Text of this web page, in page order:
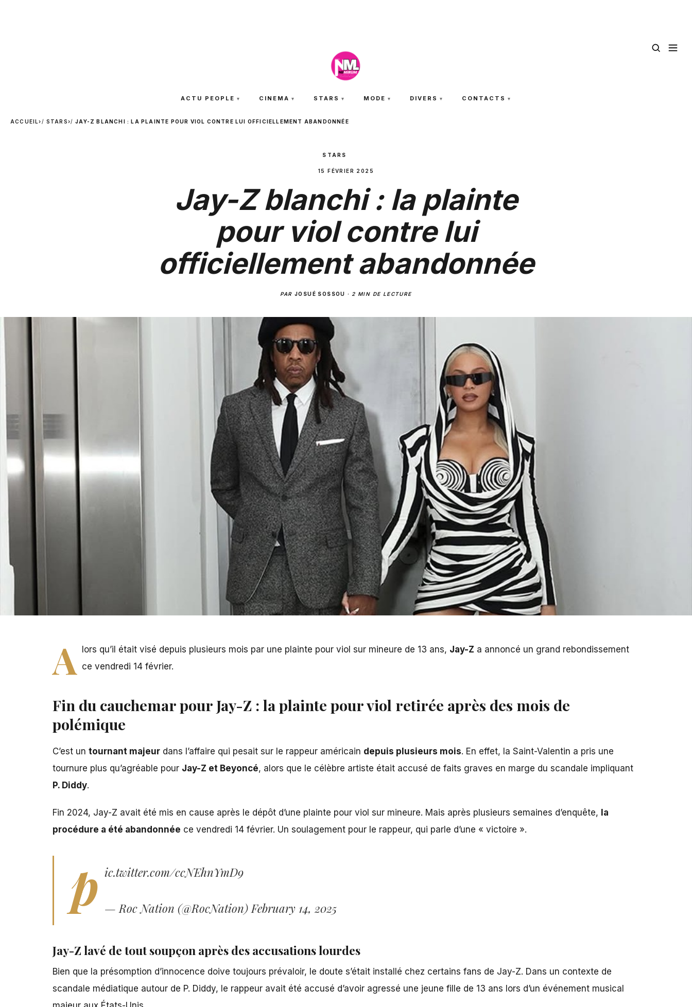
ACTU PEOPLE CINEMA STARS MODE DIVERS CONTACTS
ACCUEIL› STARS› JAY-Z BLANCHI : LA PLAINTE POUR VIOL CONTRE LUI OFFICIELLEMENT ABANDONNÉE
STARS
15 FÉVRIER 2025
Jay-Z blanchi : la plainte
pour viol contre lui
officiellement abandonnée
PARJOSUÉ SOSSOU · 2 MIN DE LECTURE
A lors qu’il était visé depuis plusieurs mois par une plainte pour viol sur mineure de 13 ans, Jay-Z a annoncé un grand rebondissement
ce vendredi 14 février.
Fin du cauchemar pour Jay-Z : la plainte pour viol retirée après des mois de
polémique
C’est un tournant majeur dans l’affaire qui pesait sur le rappeur américain depuis plusieurs mois. En effet, la Saint-Valentin a pris une
tournure plus qu’agréable pour Jay-Z et Beyoncé, alors que le célèbre artiste était accusé de faits graves en marge du scandale impliquant
P. Diddy.
Fin 2024, Jay-Z avait été mis en cause après le dépôt d’une plainte pour viol sur mineure. Mais après plusieurs semaines d’enquête, la
procédure a été abandonnée ce vendredi 14 février. Un soulagement pour le rappeur, qui parle d’une « victoire ».
p ic.twitter.com/ccNEhnYmD9
— Roc Nation (@RocNation) February 14, 2025
Jay-Z lavé de tout soupçon après des accusations lourdes
Bien que la présomption d’innocence doive toujours prévaloir, le doute s’était installé chez certains fans de Jay-Z. Dans un contexte de
scandale médiatique autour de P. Diddy, le rappeur avait été accusé d’avoir agressé une jeune fille de 13 ans lors d’un événement musical